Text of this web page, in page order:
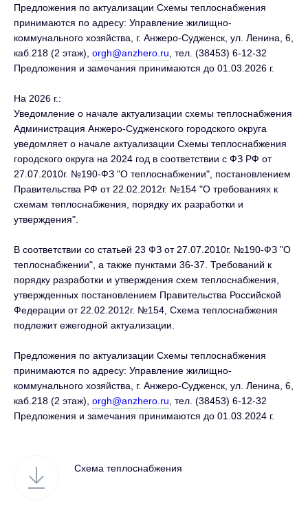
Предложения по актуализации Схемы теплоснабжения
принимаются по адресу: Управление жилищно-
коммунального хозяйства, г. Анжеро-Судженск, ул. Ленина, 6,
каб.218 (2 этаж), orgh@anzhero.ru , тел. (38453) 6-12-32
Предложения и замечания принимаются до 01.03.2026 г.
На 2026 г.:
Уведомление о начале актуализации схемы теплоснабжения
Администрация Анжеро-Судженского городского округа
уведомляет о начале актуализации Схемы теплоснабжения
городского округа на 2024 год в соответствии с ФЗ РФ от
27.07.2010г. №190-ФЗ "О теплоснабжении", постановлением
Правительства РФ от 22.02.2012г. №154 "О требованиях к
схемам теплоснабжения, порядку их разработки и
утверждения".
В соответствии со статьей 23 ФЗ от 27.07.2010г. №190-ФЗ "О
теплоснабжении", а также пунктами 36-37. Требований к
порядку разработки и утверждения схем теплоснабжения,
утвержденных постановлением Правительства Российской
Федерации от 22.02.2012г. №154, Схема теплоснабжения
подлежит ежегодной актуализации.
Предложения по актуализации Схемы теплоснабжения
принимаются по адресу: Управление жилищно-
коммунального хозяйства, г. Анжеро-Судженск, ул. Ленина, 6,
каб.218 (2 этаж), orgh@anzhero.ru , тел. (38453) 6-12-32
Предложения и замечания принимаются до 01.03.2024 г.
Схема теплоснабжения